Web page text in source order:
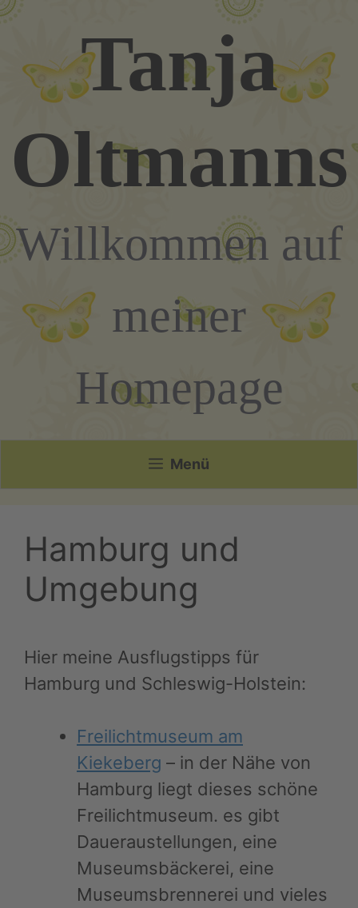
Zum
springen Tanja
Oltmanns
Willkommen auf
meiner
Homepage
Menü
Hamburg und
Umgebung
Hier meine Ausflugstipps für
Hamburg und Schleswig-Holstein:
Freilichtmuseum am
Kiekeberg – in der Nähe von
Hamburg liegt dieses schöne
Freilichtmuseum. es gibt
Daueraustellungen, eine
Museumsbäckerei, eine
Museumsbrennerei und vieles